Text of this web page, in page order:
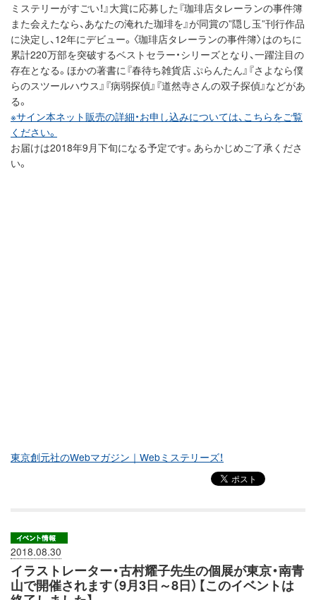
ミステリーがすごい！』大賞に応募した『珈琲店タレーランの事件簿
また会えたなら、あなたの淹れた珈琲を』が同賞の”隠し玉”刊行作品
に決定し、12年にデビュー。〈珈琲店タレーランの事件簿〉はのちに
累計220万部を突破するベストセラー・シリーズとなり、一躍注目の
存在となる。ほかの著書に『春待ち雑貨店 ぷらんたん』『さよなら僕
らのスツールハウス』『病弱探偵』『道然寺さんの双子探偵』などがあ
る。
※サイン本ネット販売の詳細・お申し込みについては、こちらをご覧
ください。
お届けは2018年9月下旬になる予定です。あらかじめご了承くださ
い。
東京創元社のWebマガジン｜Webミステリーズ！
2018.08.30
イラストレーター・古村耀子先生の個展が東京・南青
山で開催されます（9月3日～8日）【このイベントは